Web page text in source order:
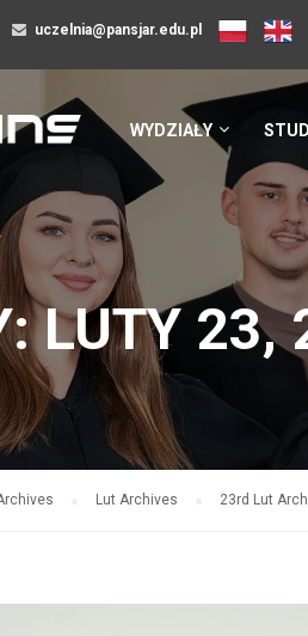
uczelnia@pansjar.edu.pl
WYDZIAŁY
LUTY 23,
Lut Archives 23rd Lut